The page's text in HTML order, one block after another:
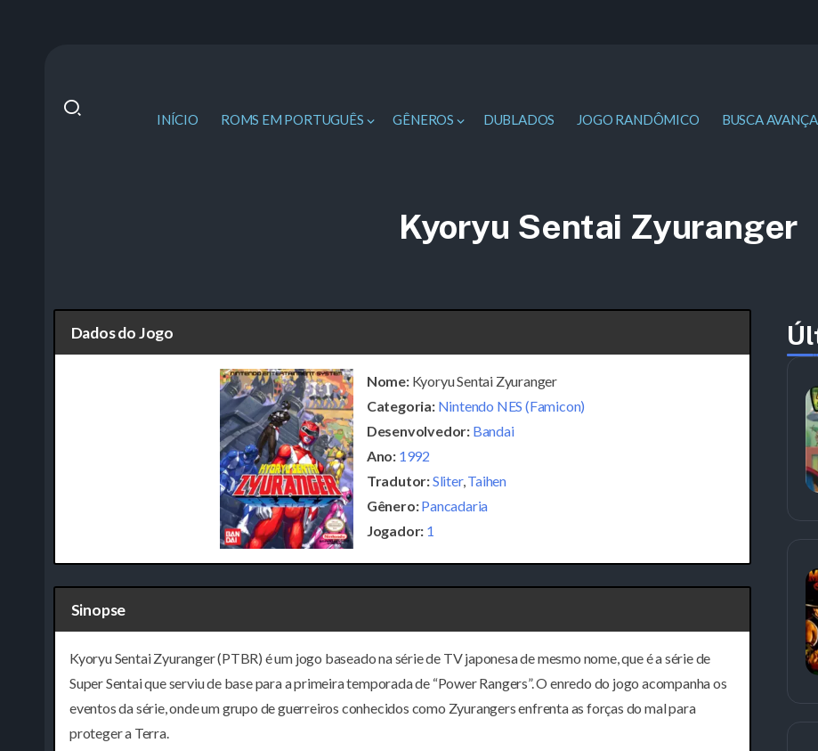
INÍCIO ROMS EM PORTUGUÊS GÊNEROS DUBLADOS JOGO RANDÔMICO BUSCA
Kyoryu Sentai Zyuranger
Dados do Jogo
Nome:Kyoryu Sentai Zyuranger
Categoria: Nintendo NES (Famicon)
Desenvolvedor: Bandai
Ano: 1992
Tradutor:Sliter, Taihen
Gênero:Pancadaria
Jogador: 1
Sinopse
Kyoryu Sentai Zyuranger (PTBR) é um jogo baseado na série de TV japonesa de mesmo nome, que é a série de
Super Sentai que serviu de base para a primeira temporada de “Power Rangers”. O enredo do jogo acompanha os
eventos da série, onde um grupo de guerreiros conhecidos como Zyurangers enfrenta as forças do mal para
proteger a Terra.